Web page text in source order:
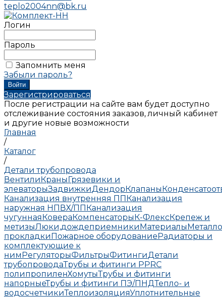
teplo2004nn@bk.ru
Логин
Пароль
Запомнить меня
Забыли пароль?
Зарегистрироваться
После регистрации на сайте вам будет доступно
отслеживание состояния заказов, личный кабинет
и другие новые возможности
Главная
/
Каталог
/
Детали трубопровода
ВентилиКраныГрязевики и
элеваторыЗадвижкиДендорКлапаны
Канализация внутренняя ППКанализация
наружная НПВХ/ППКанализация
чугуннаяКовераКомпенсаторыК-ФлексКрепеж и
метизыЛюки,дождеприемникиМатериалы
прокладкиПожарное оборудованиеРадиаторы и
комплектующие к
нимРегуляторыФильтрыФитингиДетали
трубопроводаТрубы и фитинги PPRC
полипропиленХомутыТрубы и фитинги
напорныеТрубы и фитинги ПЭ/ПНДТепло- и
водосчетчикиТеплоизоляцияУплотнительные